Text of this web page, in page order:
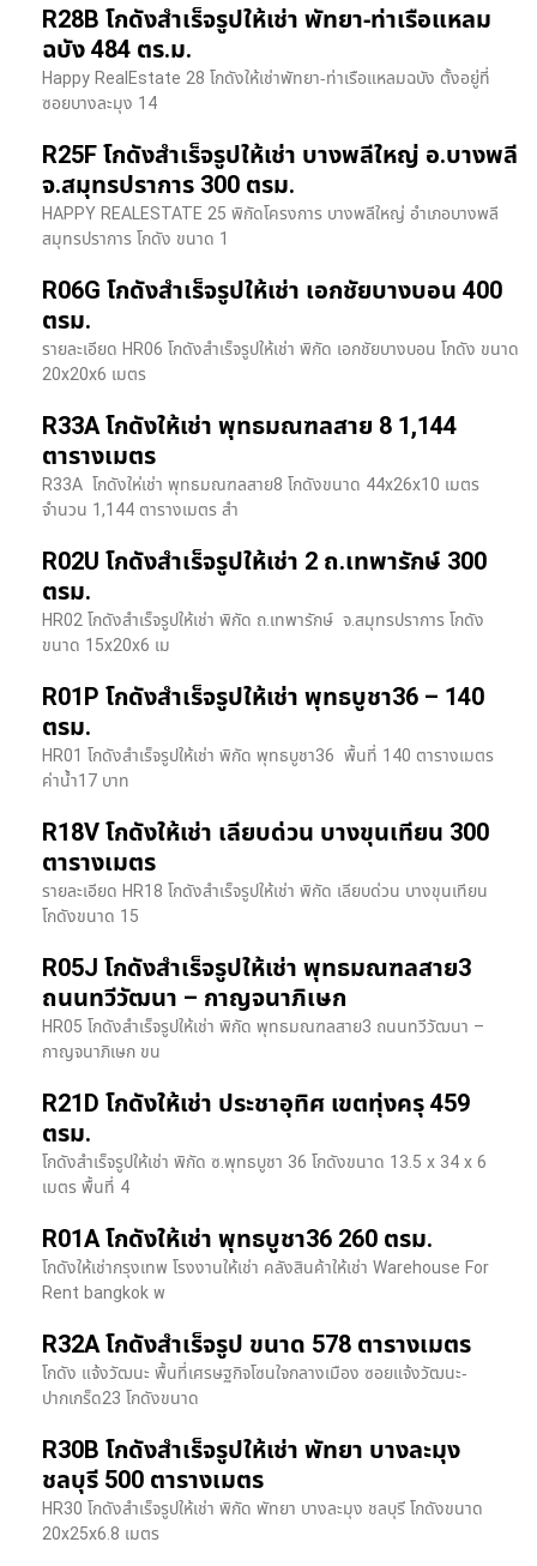
R28B โกดังสำเร็จรูปให้เช่า พัทยา-ท่าเรือแหลม
ฉบัง 484 ตร.ม.
Happy RealEstate 28 โกดังให้เช่าพัทยา-ท่าเรือแหลมฉบัง ตั้งอยู่ที่
ซอยบางละมุง 14
R25F โกดังสำเร็จรูปให้เช่า บางพลีใหญ่ อ.บางพลี
จ.สมุทรปราการ 300 ตรม.
HAPPY REALESTATE 25 พิกัดโครงการ บางพลีใหญ่ อำเภอบางพลี
สมุทรปราการ โกดัง ขนาด 1
R06G โกดังสำเร็จรูปให้เช่า เอกชัยบางบอน 400
ตรม.
รายละเอียด HR06 โกดังสำเร็จรูปให้เช่า พิกัด เอกชัยบางบอน โกดัง ขนาด
20x20x6 เมตร
R33A โกดังให้เช่า พุทธมณฑลสาย 8 1,144
ตารางเมตร
R33A โกดังให่เช่า พุทธมณฑลสาย8 โกดังขนาด 44x26x10 เมตร
จำนวน 1,144 ตารางเมตร สำ
R02U โกดังสำเร็จรูปให้เช่า 2 ถ.เทพารักษ์ 300
ตรม.
HR02 โกดังสำเร็จรูปให้เช่า พิกัด ถ.เทพารักษ์ จ.สมุทรปราการ โกดัง
ขนาด 15x20x6 เม
R01P โกดังสำเร็จรูปให้เช่า พุทธบูชา36 – 140
ตรม.
HR01 โกดังสำเร็จรูปให้เช่า พิกัด พุทธบูชา36 พื้นที่ 140 ตารางเมตร
ค่าน้ำ17 บาท
R18V โกดังให้เช่า เลียบด่วน บางขุนเทียน 300
ตารางเมตร
รายละเอียด HR18 โกดังสำเร็จรูปให้เช่า พิกัด เลียบด่วน​ บางขุนเทียน​
โกดังขนาด 15
R05J โกดังสำเร็จรูปให้เช่า พุทธมณฑลสาย3
ถนนทวีวัฒนา – กาญจนาภิเษก
HR05 โกดังสำเร็จรูปให้เช่า พิกัด พุทธมณฑลสาย3 ถนนทวีวัฒนา –
กาญจนาภิเษก ขน
R21D โกดังให้เช่า ประชาอุทิศ เขตทุ่งครุ 459
ตรม.
โกดังสำเร็จรูปให้เช่า พิกัด ซ.พุทธบูชา 36 โกดังขนาด 13.5 x 34 x 6
เมตร พื้นที่ 4
R01A โกดังให้เช่า พุทธบูชา36 260 ตรม.
โกดังให้เช่ากรุงเทพ โรงงานให้เช่า คลังสินค้าให้เช่า Warehouse For
Rent bangkok พ
R32A โกดังสำเร็จรูป ขนาด 578 ตารางเมตร
โกดัง แจ้งวัฒนะ พื้นที่เศรษฐกิจโซนใจกลางเมือง ซอยแจ้งวัฒนะ-
ปากเกร็ด23 โกดังขนาด
R30B โกดังสำเร็จรูปให้เช่า พัทยา บางละมุง
ชลบุรี 500 ตารางเมตร
HR30 โกดังสำเร็จรูปให้เช่า พิกัด พัทยา บางละมุง ชลบุรี โกดังขนาด
20x25x6.8 เมตร